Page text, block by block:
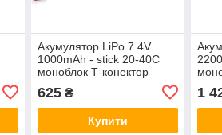
Акумулятор LiPo 7.4V
1000mAh - stick 20-40C
моноблок Т-конектор
страйкболу)
625₴
Купити
1